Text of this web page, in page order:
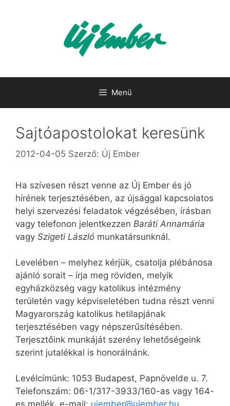
Menü
Sajtóapostolokat keresünk
2012-04-05 Szerző: Új Ember
Ha szívesen részt venne az Új Ember és jó
hírének terjesztésében, az újsággal kapcsolatos
helyi szervezési feladatok végzésében, írásban
vagy telefonon jelentkezzen Baráti Annamária
vagy Szigeti László munkatársunknál.
Levelében – melyhez kérjük, csatolja plébánosa
ajánló sorait – írja meg röviden, melyik
egyházközség vagy katolikus intézmény
területén vagy képviseletében tudna részt venni
Magyarország katolikus hetilapjának
terjesztésében vagy népszerűsítésében.
Terjesztőink munkáját szerény lehetőségeink
szerint jutalékkal is honorálnánk.
Levélcímünk: 1053 Budapest, Papnövelde u. 7.
Telefonszám: 06-1/317-3933/160-as vagy 164-